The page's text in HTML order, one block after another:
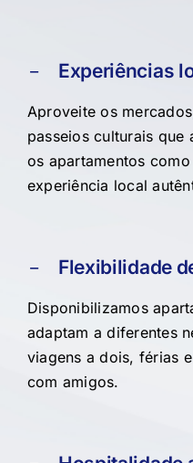
Experiências
Aproveite os
passeios culturais que
os apartamentos
experiência local
Flexibilidade
Disponibilizamos
adaptam a diferentes
viagens a dois, férias
com amigos.